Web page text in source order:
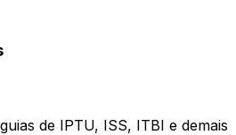
de IPTU, ISS, ITBI e demais